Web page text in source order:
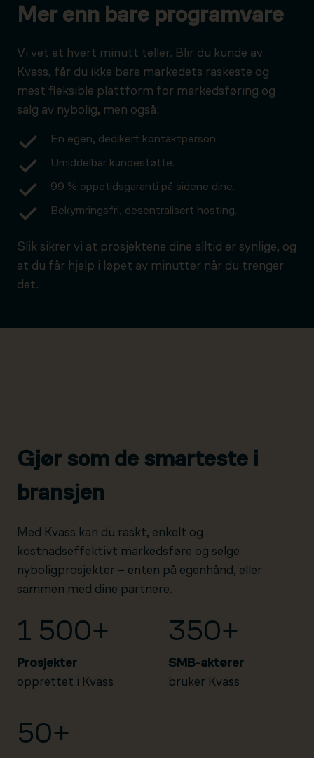
Mer enn bare programvare
Vi vet at hvert minutt teller. Blir du kunde av
Kvass, får du ikke bare markedets raskeste og
mest fleksible plattform for markedsføring og
salg av nybolig, men også:
En egen, dedikert kontaktperson.
Umiddelbar kundestøtte.
99 % oppetidsgaranti på sidene dine.
Bekymringsfri, desentralisert hosting.
Slik sikrer vi at prosjektene dine alltid er synlige, og
at du får hjelp i løpet av minutter når du trenger
det.
Gjør som de smarteste i
bransjen
Med Kvass kan du raskt, enkelt og
kostnadseffektivt markedsføre og selge
nyboligprosjekter – enten på egenhånd, eller
sammen med dine partnere.
1 500+
Prosjekter
opprettet i Kvass
350+
SMB-aktører
bruker Kvass
50+